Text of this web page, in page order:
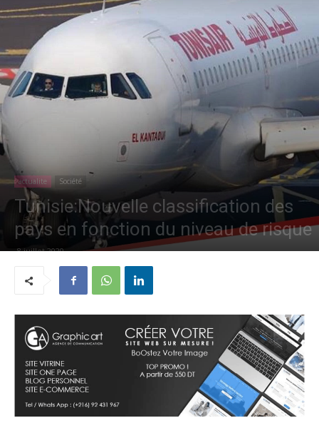
actualite Société
Tunisie:Nouvelle classification des
pays en fonction du niveau de risque
8 juillet 2020